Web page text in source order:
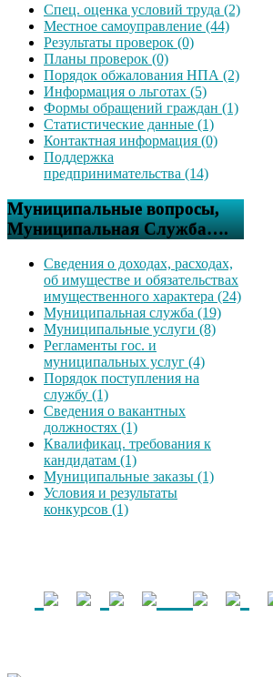
Спец. оценка условий труда (2)
Местное самоуправление (44)
Результаты проверок (0)
Планы проверок (0)
Порядок обжалования НПА (2)
Информация о льготах (5)
Формы обращений граждан (1)
Статистические данные (1)
Контактная информация (0)
Поддержка
предпринимательства (14)
Муниципальные вопросы,
Муниципальная Служба….
Сведения о доходах, расходах,
об имуществе и обязательствах
имущественного характера (24)
Муниципальная служба (19)
Муниципальные услуги (8)
Регламенты гос. и
муниципальных услуг (4)
Порядок поступления на
службу (1)
Сведения о вакантных
должностях (1)
Квалификац. требования к
кандидатам (1)
Муниципальные заказы (1)
Условия и результаты
конкурсов (1)